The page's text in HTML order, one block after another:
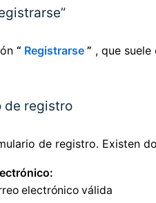
“ Registrarse ” , que
de registro
de registro. Existen
electrónico válida